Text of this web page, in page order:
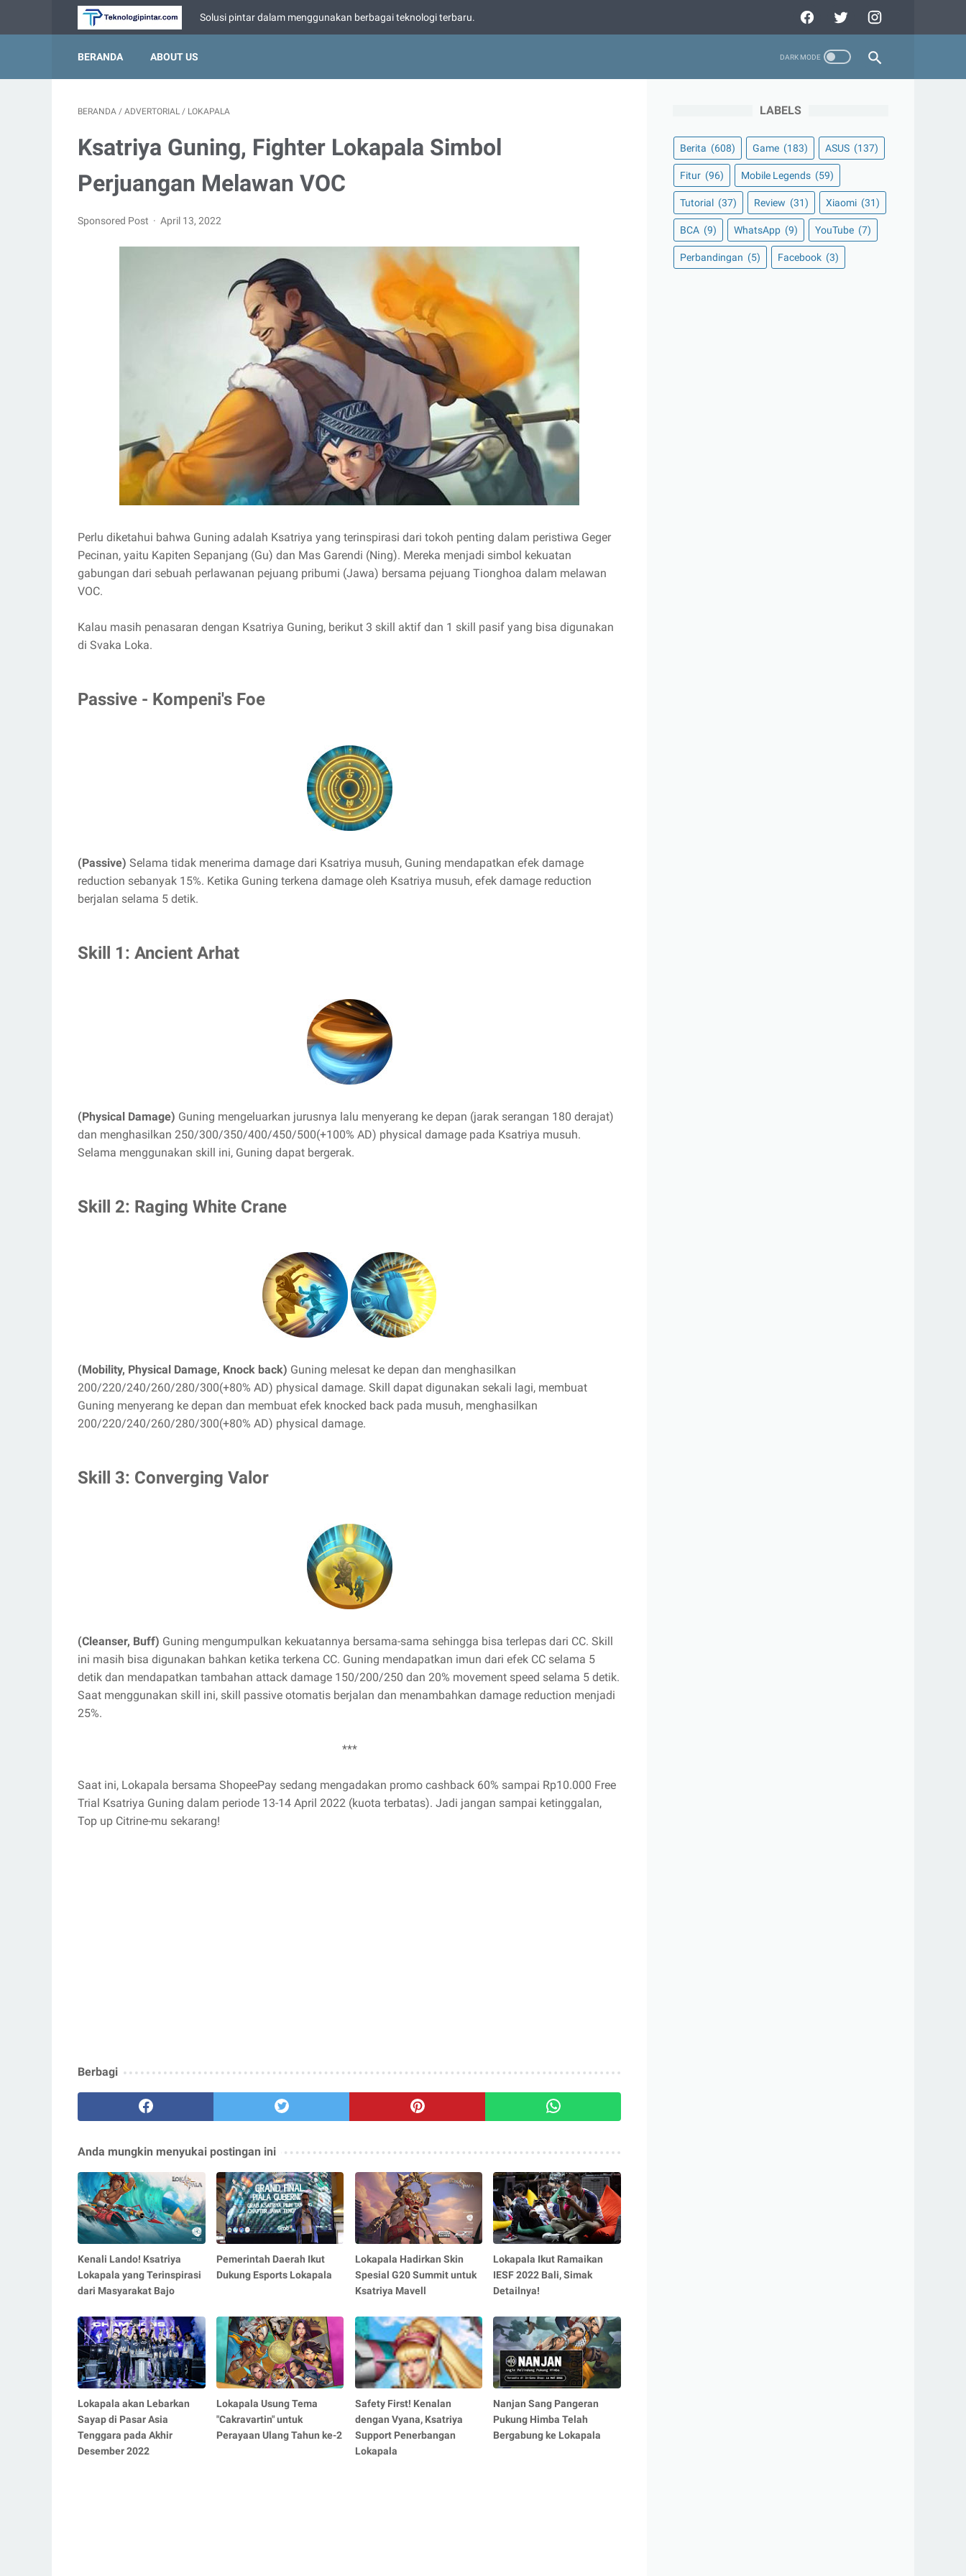
Solusi pintar dalam menggunakan berbagai teknologi terbaru.
BERANDA ABOUT US
BERANDA / ADVERTORIAL / LOKAPALA
Ksatriya Guning, Fighter Lokapala Simbol
Perjuangan Melawan VOC
Sponsored Post April 13, 2022
Perlu diketahui bahwa Guning adalah Ksatriya yang terinspirasi dari tokoh penting dalam peristiwa Geger
Pecinan, yaitu Kapiten Sepanjang (Gu) dan Mas Garendi (Ning). Mereka menjadi simbol kekuatan
gabungan dari sebuah perlawanan pejuang pribumi (Jawa) bersama pejuang Tionghoa dalam melawan
VOC.
Kalau masih penasaran dengan Ksatriya Guning, berikut 3 skill aktif dan 1 skill pasif yang bisa digunakan
di Svaka Loka.
Passive - Kompeni's Foe
(Passive) Selama tidak menerima damage dari Ksatriya musuh, Guning mendapatkan efek damage
reduction sebanyak 15%. Ketika Guning terkena damage oleh Ksatriya musuh, efek damage reduction
berjalan selama 5 detik.
Skill 1: Ancient Arhat
(Physical Damage) Guning mengeluarkan jurusnya lalu menyerang ke depan (jarak serangan 180 derajat)
dan menghasilkan 250/300/350/400/450/500(+100% AD) physical damage pada Ksatriya musuh.
Selama menggunakan skill ini, Guning dapat bergerak.
Skill 2: Raging White Crane
(Mobility, Physical Damage, Knock back) Guning melesat ke depan dan menghasilkan
200/220/240/260/280/300(+80% AD) physical damage. Skill dapat digunakan sekali lagi, membuat
Guning menyerang ke depan dan membuat efek knocked back pada musuh, menghasilkan
200/220/240/260/280/300(+80% AD) physical damage.
Skill 3: Converging Valor
(Cleanser, Buff) Guning mengumpulkan kekuatannya bersama-sama sehingga bisa terlepas dari CC. Skill
ini masih bisa digunakan bahkan ketika terkena CC. Guning mendapatkan imun dari efek CC selama 5
detik dan mendapatkan tambahan attack damage 150/200/250 dan 20% movement speed selama 5 detik.
Saat menggunakan skill ini, skill passive otomatis berjalan dan menambahkan damage reduction menjadi
25%.
***
Saat ini, Lokapala bersama ShopeePay sedang mengadakan promo cashback 60% sampai Rp10.000 Free
Trial Ksatriya Guning dalam periode 13-14 April 2022 (kuota terbatas). Jadi jangan sampai ketinggalan,
Top up Citrine-mu sekarang!
Berbagi
Anda mungkin menyukai postingan ini
Kenali Lando! Ksatriya
Lokapala yang Terinspirasi
dari Masyarakat Bajo
Pemerintah Daerah Ikut
Dukung Esports Lokapala
Lokapala Hadirkan Skin
Spesial G20 Summit untuk
Ksatriya Mavell
Lokapala Ikut Ramaikan
IESF 2022 Bali, Simak
Detailnya!
Lokapala akan Lebarkan
Sayap di Pasar Asia
Tenggara pada Akhir
Desember 2022
Lokapala Usung Tema
"Cakravartin" untuk
Perayaan Ulang Tahun ke-2
Safety First! Kenalan
dengan Vyana, Ksatriya
Support Penerbangan
Lokapala
Nanjan Sang Pangeran
Pukung Himba Telah
Bergabung ke Lokapala
LABELS
Berita (608) Game (183) ASUS (137)
Fitur (96) Mobile Legends (59)
Tutorial (37) Review (31) Xiaomi (31)
BCA (9) WhatsApp (9) YouTube (7)
Perbandingan (5) Facebook (3)